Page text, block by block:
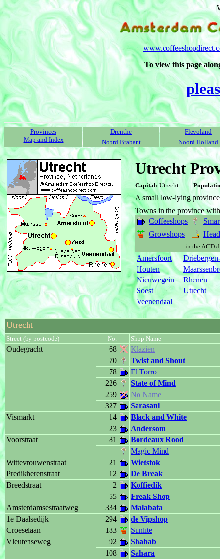
To view this page
Provinces
Map and Index
Drenthe
Flevoland
Noord Brabant
Noord Holland
Utrecht
Capital: Utrecht
A small low-lying
Towns in the province
Coffeeshops
Growshops
in the ACD
Amersfoort
Houten
Nieuwegein
Rhenen
Soest
Utrecht
Veenendaal
Utrecht
Street (by postcode) No. Shop Name
Oudegracht 68
Klazien
70
Twist and Shout
78
El Torro
226
State of Mind
259
No Name
327
Sarasani
Vismarkt
14
Black and White
23
Andersom
Voorstraat
81
Bordeaux Rood
Magic Mind
Wittevrouwenstraat
21
Wietstok
Predikherenstraat
12
De Break
Breedstraat
2
Koffiedik
55
Freak Shop
Amsterdamsestraatweg
334
Malabata
1e Daalsedijk
294
de Vipshop
Croeselaan
183
Sunlite
Vleutenseweg
92
Shabab
108
Sahara